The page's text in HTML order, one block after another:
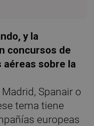
y la
concursos de
sobre la
Spanair o
tema tiene
europeas